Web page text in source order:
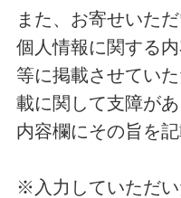
また、お寄せいた
個人情報に関する
等に掲載させてい
載に関して支障が
内容欄にその旨を記
※入力していただ